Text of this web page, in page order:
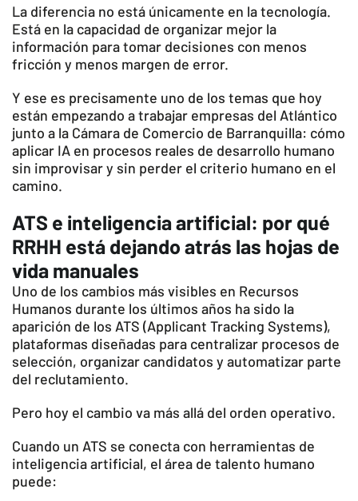
La diferencia no está únicamente en la tecnología.
Está en la capacidad de organizar mejor la
información para tomar decisiones con menos
fricción y menos margen de error.
Y ese es precisamente uno de los temas que hoy
están empezando a trabajar empresas del Atlántico
junto a la Cámara de Comercio de Barranquilla: cómo
aplicar IA en procesos reales de desarrollo humano
sin improvisar y sin perder el criterio humano en el
camino.
ATS e inteligencia artificial: por qué
RRHH está dejando atrás las hojas de
vida manuales
Uno de los cambios más visibles en Recursos
Humanos durante los últimos años ha sido la
aparición de los ATS (Applicant Tracking Systems),
plataformas diseñadas para centralizar procesos de
selección, organizar candidatos y automatizar parte
del reclutamiento.
Pero hoy el cambio va más allá del orden operativo.
Cuando un ATS se conecta con herramientas de
inteligencia artificial, el área de talento humano
puede: